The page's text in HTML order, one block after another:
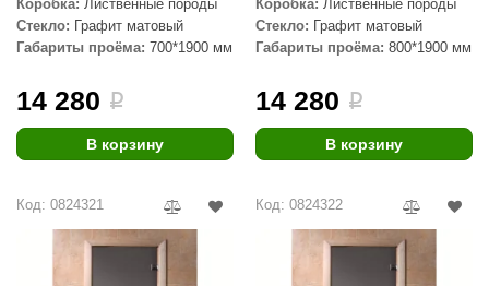
Коробка: Лиственные породы
Стекло: Графит матовый
Габариты проёма: 700*1900 мм
14 280 i
В корзину
Коробка: Лиственные породы
Стекло: Графит матовый
Габариты проёма: 800*1900 мм
14 280 i
В корзину
Код: 0824321 Код: 0824322